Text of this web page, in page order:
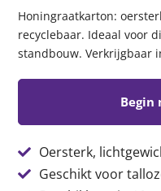
Honingraatkarton:
recyclebaar. Ideaal voor
standbouw. Verkrijgbaar
Begin
Oersterk,
Geschikt voor